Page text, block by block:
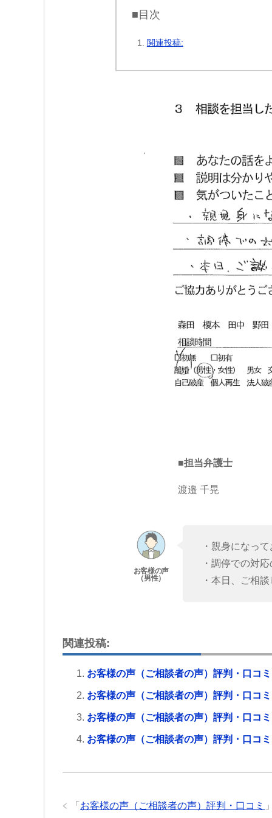
■目次
関連投稿:
■担当弁護士
渡邉 千晃
・親身になっ
・調停での対
・本日、ご相
関連投稿:
お客様の声（ご相談者の声）評判・口コミ
お客様の声（ご相談者の声）評判・口コミ
お客様の声（ご相談者の声）評判・口コミ
お客様の声（ご相談者の声）評判・口コミ
「 お客様の声（ご相談者の声）評判・口コミ